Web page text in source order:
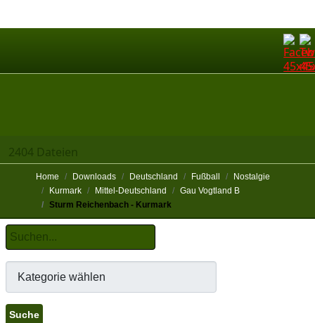
2404 Dateien
Home Downloads Deutschland Fußball
Nostalgie
Kurmark
Mittel-Deutschland
Gau Vogtland B
Sturm Reichenbach - Kurmark